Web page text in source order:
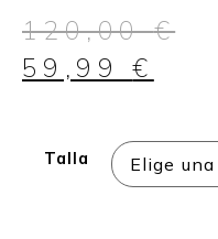
120,00€
59,99€
Talla